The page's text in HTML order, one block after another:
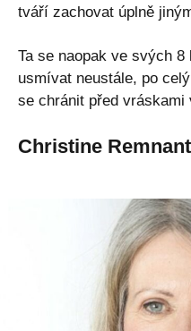
tváří zachovat úplně
Ta se naopak ve svých
usmívat neustále, po
se chránit před vráskami
Christine Remnant